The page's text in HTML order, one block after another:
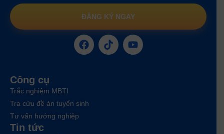
ĐĂNG KÝ NGAY
Công cụ
Trắc nghiệm MBTI
Tra cứu đề án tuyển sinh
Tư vấn hướng nghiệp
Tin tức